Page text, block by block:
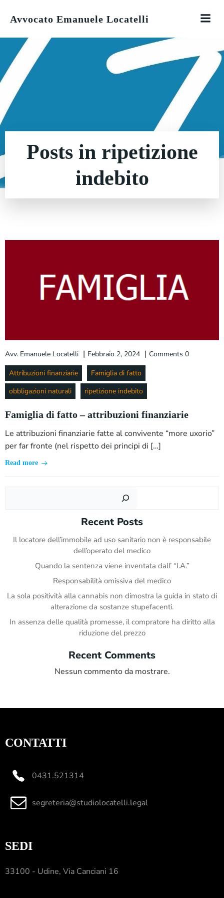
al
Avvocato Emanuele Locatelli
Posts in ripetizione
indebito
Avv. Emanuele Locatelli | Febbraio 2, 2024 | Comments 0
Attribuzioni finanziarie
Famiglia di fatto
obbligazioni naturali
ripetizione indebito
Famiglia di fatto – attribuzioni finanziarie
Le attribuzioni finanziarie fatte al convivente “more uxorio”
per far fronte (nel rispetto dei principi di […]
Read more
Recent Posts
Il locatore dell’immobile ad uso sanitario non è responsabile
dell’operato del medico
Quando la sentenza viene inventata dall’ “I.A.”
Responsabilità omissiva del medico
La sola positività alla cannabis non dimostra la guida in stato di
alterazione da sostanze stupefacenti.
In assenza delle qualità promesse, il compratore ha diritto alla
riduzione del prezzo
Recent Comments
Nessun commento da mostrare.
CONTATTI
0431.521314
segreteria@studiolocatelli.legal
SEDI
33100 - Udine, Via Canciani 16